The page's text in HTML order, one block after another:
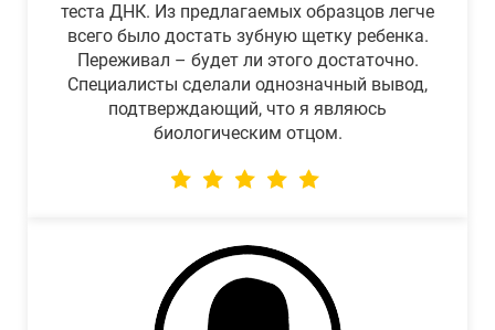
теста ДНК. Из предлагаемых образцов легче
всего было достать зубную щетку ребенка.
Переживал – будет ли этого достаточно.
Специалисты сделали однозначный вывод,
подтверждающий, что я являюсь
биологическим отцом.